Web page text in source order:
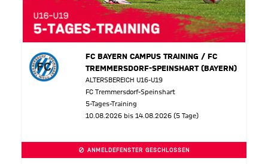
FC BAYERN CAMPUS TRAINING / FC
TREMMERSDORF-SPEINSHART (BAYERN)
ALTERSBEREICH U16-U19
FC Tremmersdorf-Speinshart
5-Tages-Training
10.08.2026 bis 14.08.2026 (5 Tage)
ANMELDEFENSTER GESCHLOSSEN